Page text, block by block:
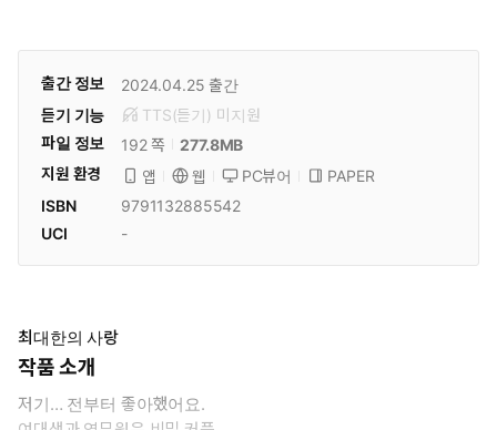
출간 정보 2024.04.25 출간
듣기 기능
TTS(듣기) 미 지원
파일 정보
192 쪽
277.8MB
지원 환경
앱 웹 PC뷰어
PAPER
ISBN
9791132885542
UCI
-
최대한의 사랑
작품 소개
저기… 전부터 좋아했어요.